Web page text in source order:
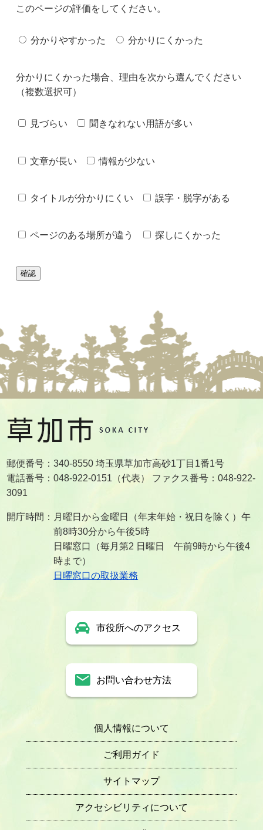
このページの評価をしてください。
分かりやすかった 分かりにくかった
分かりにくかった場合、理由を次から選んでください
（複数選択可）
見づらい 聞きなれない用語が多い
文章が長い 情報が少ない
タイトルが分かりにくい 誤字・脱字がある
ページのある場所が違う 探しにくかった
郵便番号：340-8550 埼玉県草加市高砂1丁目1番1号
電話番号：048-922-0151（代表） ファクス番号：048-922-
3091
開庁時間：月曜日から金曜日（年末年始・祝日を除く）午
前8時30分から午後5時
日曜窓口（毎月第2 日曜日 午前9時から午後4
時まで）
日曜窓口の取扱業務
市役所へのアクセス
お問い合わせ方法
個人情報について
ご利用ガイド
サイトマップ
アクセシビリティについて